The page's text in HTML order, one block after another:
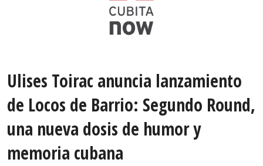
Ulises Toirac anuncia lanzamiento
de Locos de Barrio: Segundo Round,
una nueva dosis de humor y
memoria cubana